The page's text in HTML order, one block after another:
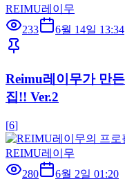
REIMU레이무
233
6월 14일 13:34
Reimu레이무가 만
집!! Ver.2
[6]
REIMU레이무
280
6월 2일 01:20